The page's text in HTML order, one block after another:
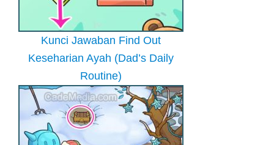
Kunci Jawaban Find Out
Keseharian Ayah (Dad’s Daily
Routine)